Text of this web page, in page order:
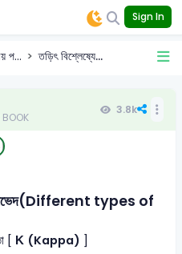
Sign In
প... তড়িৎ বিশ্লেষ্যে...
BOOK
3.8k
types of
[ Κ (Kappa) ]